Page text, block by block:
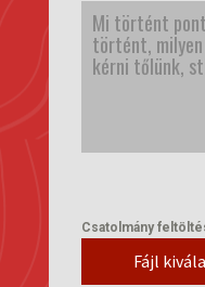
Csatolmány
Fájl